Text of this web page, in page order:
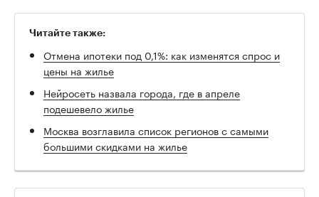
Читайте также:
Отмена ипотеки под 0,1%: как изменятся спрос и
цены на жилье
Нейросеть назвала города, где в апреле
подешевело жилье
Москва возглавила список регионов с самыми
большими скидками на жилье